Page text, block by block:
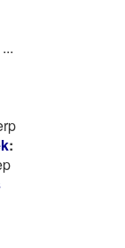
...
: